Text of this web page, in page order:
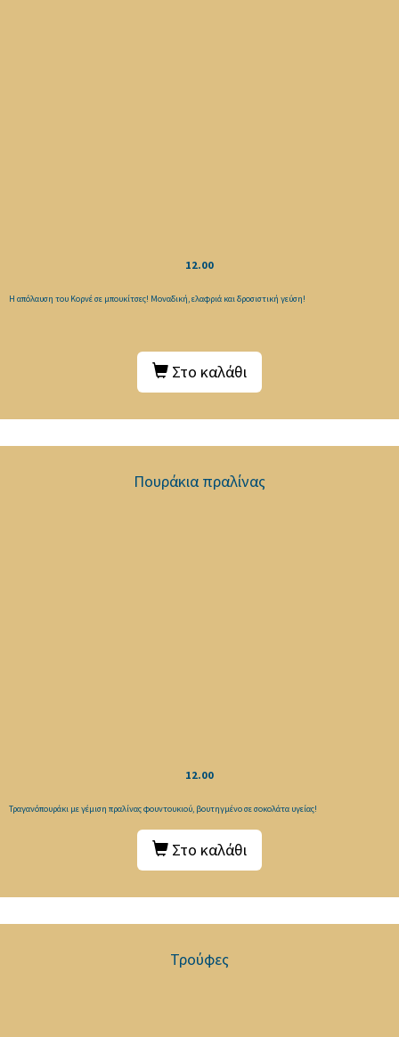
12.00
Η απόλαυση του Κορνέ σε μπουκίτσες! Μοναδική, ελαφριά και δροσιστική γεύση!
Στο καλάθι
Πουράκια πραλίνας
12.00
Τραγανόπουράκι με γέμιση πραλίνας φουντουκιού, βουτηγμένο σε σοκολάτα υγείας!
Στο καλάθι
Τρούφες